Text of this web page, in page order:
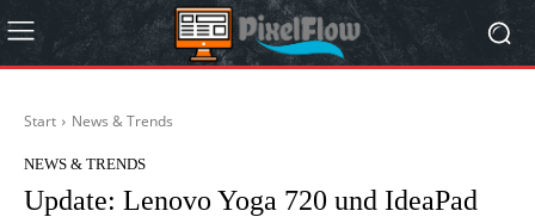
Start News & Trends
NEWS & TRENDS
Update: Lenovo Yoga 720 und IdeaPad